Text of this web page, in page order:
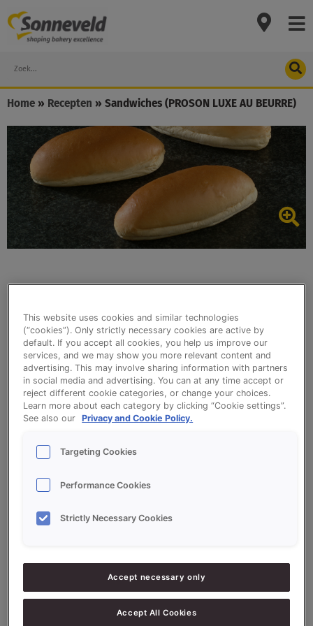
to
content
Search
Home » Recepten » Sandwiches (PROSON LUXE AU BEURRE)
Sandwiches (PROSON LUXE AU BEURRE)
Bekijk het recept voor Sandwiches (PROSON
LUXE AU BEURRE)
Ingrediëntenlijst
10000 g - 100% Bloem (eiwitrijk)
Gist
Suiker
This website uses cookies and similar technologies
(“cookies”). Only strictly necessary cookies are active by
default. If you accept all cookies, you help us improve our
services, and we may show you more relevant content and
advertising. This may involve sharing information with partners
in social media and advertising. You can at any time accept or
reject different cookie categories, or change your choices.
Learn more about each category by clicking “Cookie settings”.
See also our
Privacy and Cookie Policy.
Targeting Cookies
Performance Cookies
Strictly Necessary Cookies
Accept necessary only
Accept All Cookies